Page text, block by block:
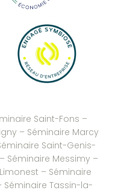
Saint-Fons –
– Séminaire Marcy
Saint-Genis-
– Séminaire Messimy–
– Séminaire
Séminaire Tassin-la-